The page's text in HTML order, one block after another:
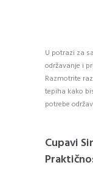
U potrazi za
održavanje i
Razmotrite
tepiha kako
potrebe
Cupavi